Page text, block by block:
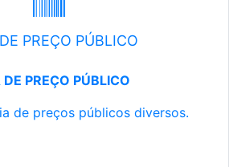
PREÇO PÚBLICO
DE PREÇO PÚBLICO
de preços públicos diversos.